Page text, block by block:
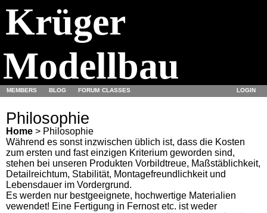
Krüger
Modellbau
MEMBERS BLOG FORUM CLASSES LOGIN
Philosophie
Home > Philosophie
Während es sonst inzwischen üblich ist, dass die Kosten
zum ersten und fast einzigen Kriterium geworden sind,
stehen bei unseren Produkten Vorbildtreue, Maßstäblichkeit,
Detailreichtum, Stabilität, Montagefreundlichkeit und
Lebensdauer im Vordergrund.
Es werden nur bestgeeignete, hochwertige Materialien
vewendet! Eine Fertigung in Fernost etc. ist weder